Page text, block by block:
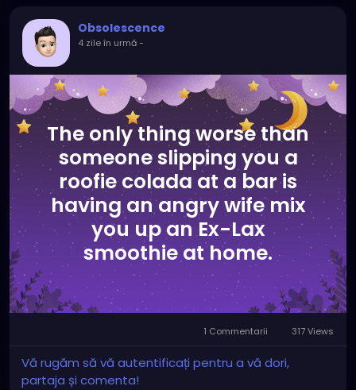
Obsolescence
4 zile în urmă-
The only thing worse than
someone slipping you a
roofie colada at a bar is
having an angry wife mix
you up an Ex-Lax
smoothie at home.
1 Commentarii 317 Views
Vă rugăm să vă autentificați pentru a vă dori,
partaja și comenta!